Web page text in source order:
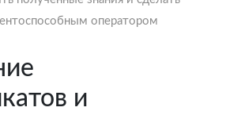
оператором
и